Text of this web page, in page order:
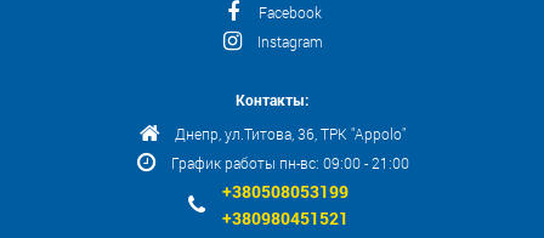
Facebook
Instagram
Контакты:
Днепр, ул.Титова, 36, ТРК "Appolo"
График работы пн-вс: 09:00 - 21:00
+380508053199
+380980451521